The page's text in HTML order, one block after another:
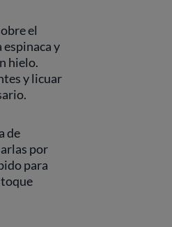
el
espinaca y
hielo.
y licuar
de
por
para
toque